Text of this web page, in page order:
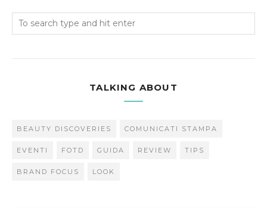
TALKING ABOUT
BEAUTY DISCOVERIES COMUNICATI STAMPA
EVENTI FOTD GUIDA REVIEW TIPS
BRAND FOCUS LOOK